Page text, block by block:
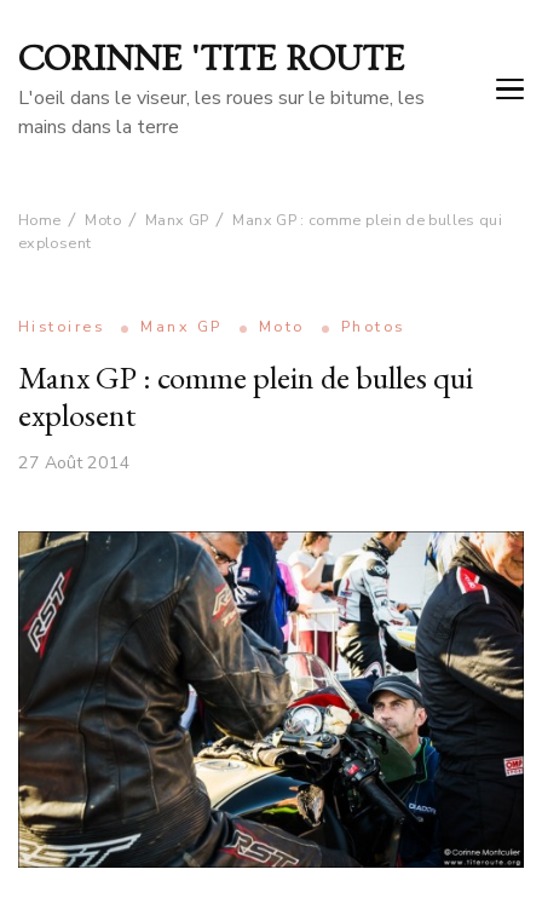
CORINNE 'TITE ROUTE
L'oeil dans le viseur, les roues sur le bitume, les
mains dans la terre
Home Moto Manx GP
Manx GP : comme plein de bulles qui
explosent
Histoires Manx GP Moto Photos
Manx GP : comme plein de bulles qui
explosent
27 Août 2014